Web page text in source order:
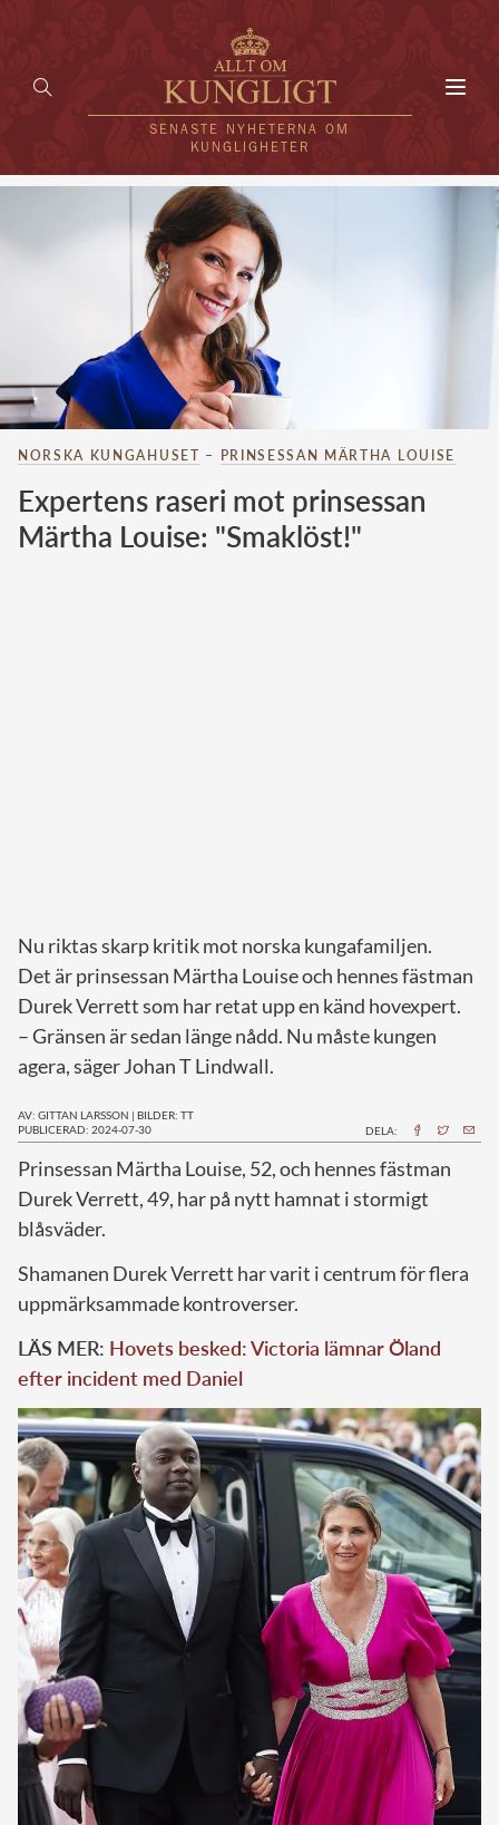
SENASTE NYHETERNA OM
KUNGLIGHETER
HEM
KUNGAFAMILJEN
UTLÄNDSKT
KÄNDISAR
VÄRLDENS KUNGAHUS
Svenska kungahuset
Brittiska kungahuset
Norska kungahuset
NORSKA KUNGAHUSET – PRINSESSAN MÄRTHA LOUISE
Expertens raseri mot prinsessan
Märtha Louise: "Smaklöst!"
Nu riktas skarp kritik mot norska kungafamiljen.
Det är prinsessan Märtha Louise och hennes fästman
Durek Verrett som har retat upp en känd hovexpert.
– Gränsen är sedan länge nådd. Nu måste kungen
agera, säger Johan T Lindwall.
AV: GITTAN LARSSON | BILDER: TT
PUBLICERAD: 2024-07-30
DELA:
Prinsessan Märtha Louise, 52, och hennes fästman
Durek Verrett, 49, har på nytt hamnat i stormigt
blåsväder.
Shamanen Durek Verrett har varit i centrum för flera
uppmärksammade kontroverser.
LÄS MER: Hovets besked: Victoria lämnar Öland
efter incident med Daniel